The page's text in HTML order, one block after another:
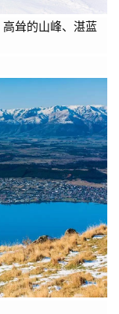
耸的山峰、湛蓝